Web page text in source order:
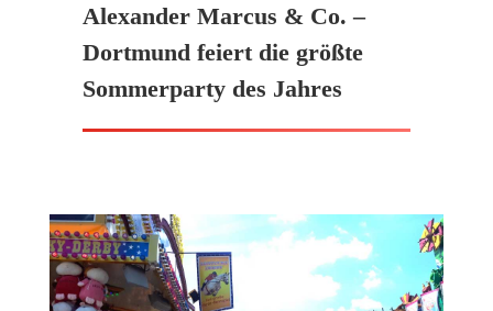
Alexander Marcus & Co. –
Dortmund feiert die größte
Sommerparty des Jahres